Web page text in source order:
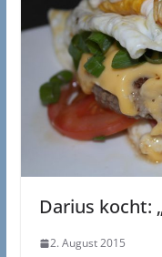
Darius kocht:
2. August 2015